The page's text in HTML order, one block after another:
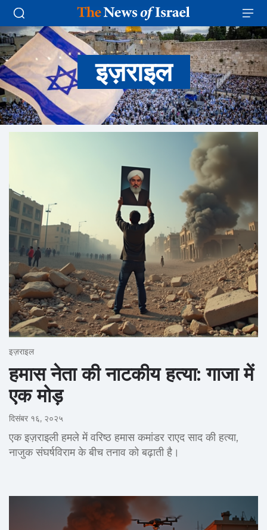
इज़राइल
इज़राइल
हमास नेता की नाटकीय हत्या: गाजा में
एक मोड़
दिसंबर १६, २०२५
एक इज़राइली हमले में वरिष्ठ हमास कमांडर राएद साद की हत्या,
नाजुक संघर्षविराम के बीच तनाव को बढ़ाती है।